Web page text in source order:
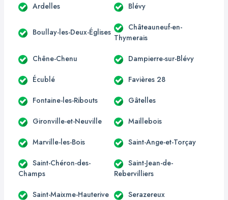
Ardelles Blévy
Boullay-les-Deux-Églises
Châteauneuf-en-
Thymerais
Chêne-Chenu Dampierre-sur-Blévy
Écublé Favières 28
Fontaine-les-Ribouts Gâtelles
Gironville-et-Neuville Maillebois
Marville-les-Bois Saint-Ange-et-Torçay
Saint-Chéron-des-
Champs
Saint-Jean-de-
Rebervilliers
Saint-Maixme-Hauterive Serazereux